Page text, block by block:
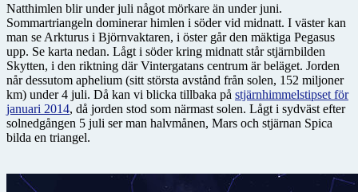
Natthimlen blir under juli något mörkare än under juni.
Sommartriangeln dominerar himlen i söder vid midnatt. I väster kan
man se Arkturus i Björnvaktaren, i öster går den mäktiga Pegasus
upp. Se karta nedan. Lågt i söder kring midnatt står stjärnbilden
Skytten, i den riktning där Vintergatans centrum är beläget. Jorden
når dessutom aphelium (sitt största avstånd från solen, 152 miljoner
km) under 4 juli. Då kan vi blicka tillbaka på stjärnhimmelstipset för
januari 2014, då jorden stod som närmast solen. Lågt i sydväst efter
solnedgången 5 juli ser man halvmånen, Mars och stjärnan Spica
bilda en triangel.